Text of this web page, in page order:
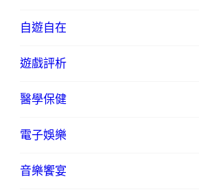
自遊自在
遊戲評析
醫學保健
電子娛樂
音樂饗宴